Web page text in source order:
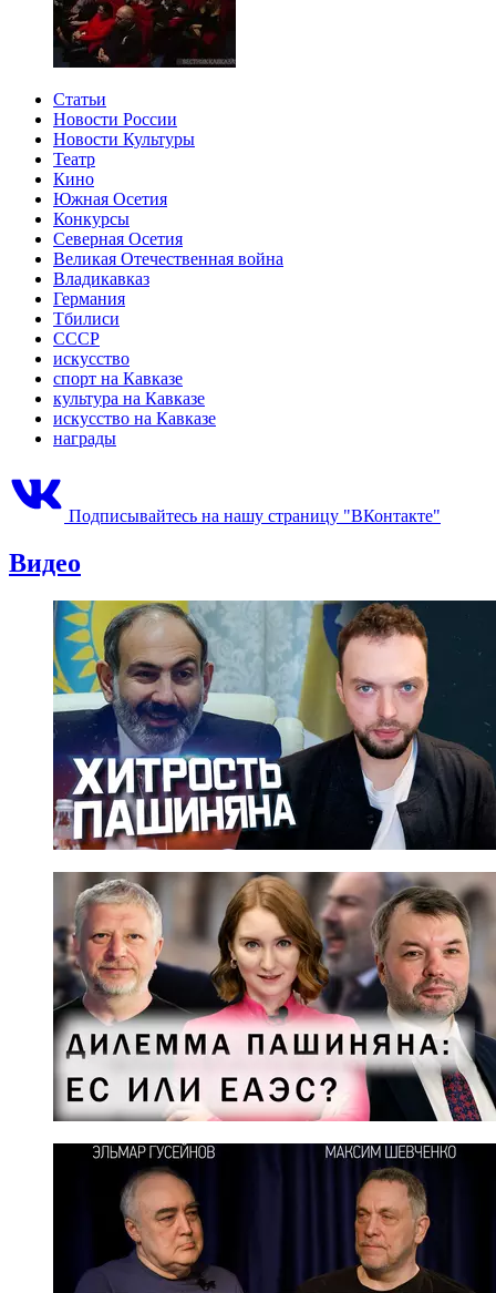
Статьи
Новости России
Новости Культуры
Театр
Кино
Южная Осетия
Конкурсы
Северная Осетия
Великая Отечественная война
Владикавказ
Германия
Тбилиси
СССР
искусство
спорт на Кавказе
культура на Кавказе
искусство на Кавказе
награды
Подписывайтесь на нашу страницу "ВКонтакте"
Видео